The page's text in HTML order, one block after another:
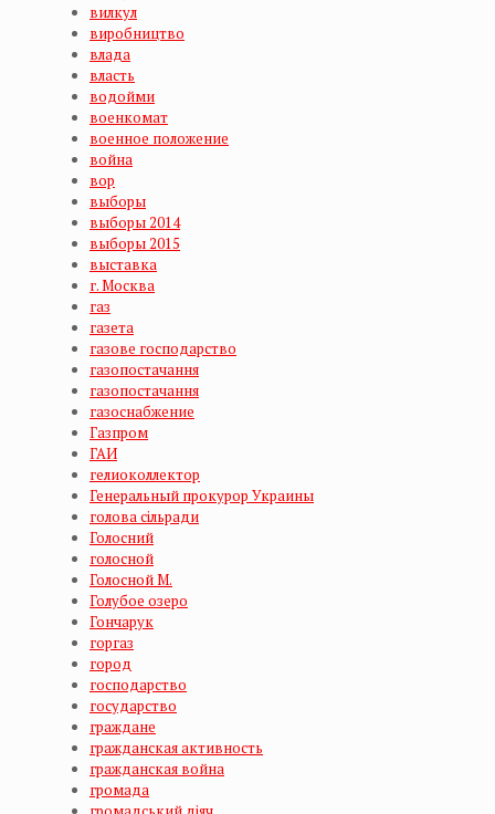
вилкул
виробництво
влада
власть
водойми
военкомат
военное положение
война
вор
выборы
выборы 2014
выборы 2015
выставка
г. Москва
газ
газета
газове господарство
газопостачання
газопостачання
газоснабжение
Газпром
ГАИ
гелиоколлектор
Генеральный прокурор Украины
голова сільради
Голосний
голосной
Голосной М.
Голубое озеро
Гончарук
горгаз
город
господарство
государство
граждане
гражданская активность
гражданская война
громада